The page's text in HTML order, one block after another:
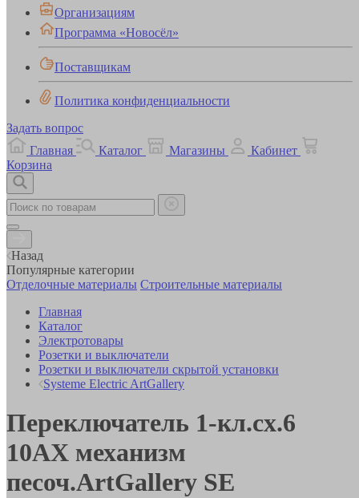
Организациям
Программа «Новосёл»
Поставщикам
Политика конфиденциальности
Задать вопрос
Главная
Каталог Магазины
Кабинет
Корзина
Назад
Популярные категории
Отделочные материалы Строительные материалы
Главная
Каталог
Электротовары
Розетки и выключатели
Розетки и выключатели скрытой установки
Systeme Electric ArtGallery
Переключатель 1-кл.сх.6
10АХ механизм
песоч.ArtGallery SE